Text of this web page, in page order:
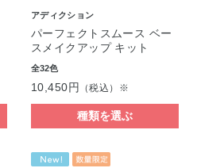
アディクション
パーフェクトスムース ベー
スメイクアップ キット
全32色
10,450円 （税込）※
種類を選ぶ